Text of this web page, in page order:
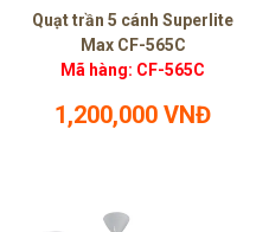
Quạt trần 5 cánh Superlite
Max CF-565C
Mã hàng: CF-565C
1,200,000 VNĐ